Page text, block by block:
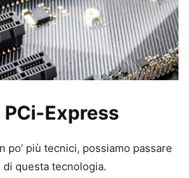
Express
po’ più tecnici, possiamo passare
questa tecnologia.